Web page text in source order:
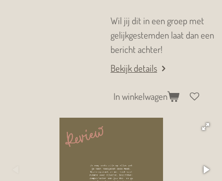
Wil jij dit in een groep met
gelijkgestemden laat dan een
bericht achter!
Bekijk details
In winkelwagen